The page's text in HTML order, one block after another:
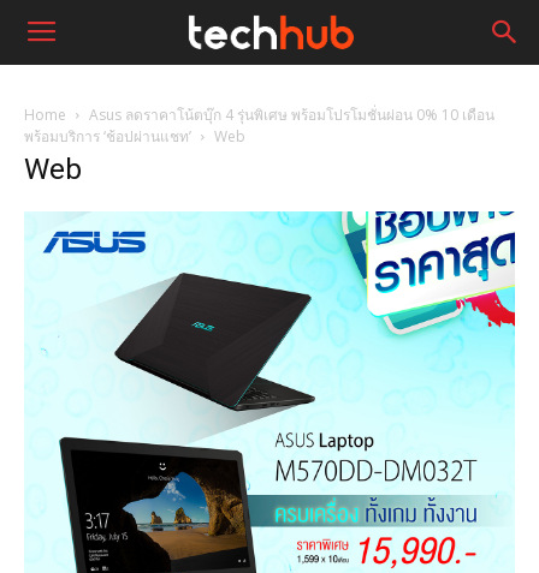
Home
Asus ลดราคาโน้ตบุ๊ก 4 รุ่นพิเศษ พร้อมโปรโมชั่นผ่อน 0% 10 เดือน
พร้อมบริการ ‘ช้อปผ่านแชท’
Web
Web